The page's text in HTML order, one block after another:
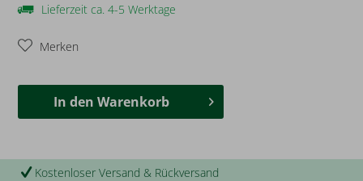
Lieferzeit ca. 4-5 Werktage
Merken
In den Warenkorb
Kostenloser Versand & Rückversand